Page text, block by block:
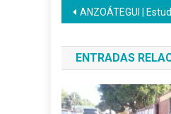
de
entradas
ANZOÁTEGUI | Estudiantes de Bachillerato Productivo realizaron elecciones de
ENTRADAS